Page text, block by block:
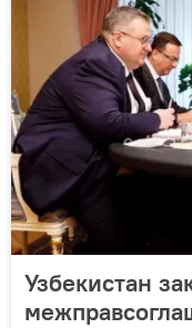
Узбекистан